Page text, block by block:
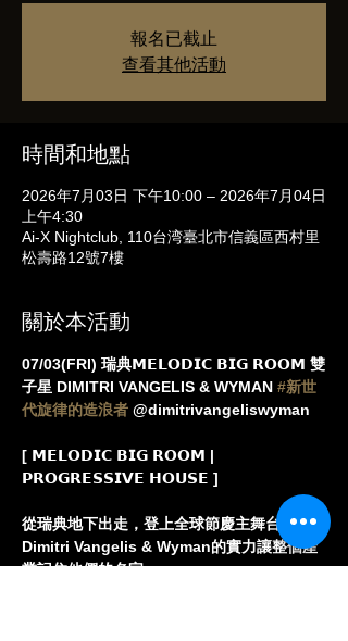
報名已截止
查看其他活動
時間和地點
2026年7月03日 下午10:00 – 2026年7月04日
上午4:30
Ai-X Nightclub, 110台湾臺北市信義區西村里
松壽路12號7樓
關於本活動
07/03(FRI) 瑞典𝗠𝗘𝗟𝗢𝗗𝗜𝗖 𝗕𝗜𝗚 𝗥𝗢𝗢𝗠 雙
子星 DIMITRI VANGELIS & WYMAN #新世
代旋律的造浪者 @dimitrivangeliswyman
[ 𝗠𝗘𝗟𝗢𝗗𝗜𝗖 𝗕𝗜𝗚 𝗥𝗢𝗢𝗠 |
𝗣𝗥𝗢𝗚𝗥𝗘𝗦𝗦𝗜𝗩𝗘 𝗛𝗢𝗨𝗦𝗘 ]
從瑞典地下出走，登上全球節慶主舞台——
Dimitri Vangelis & Wyman的實力讓整個產
業記住他們的名字。